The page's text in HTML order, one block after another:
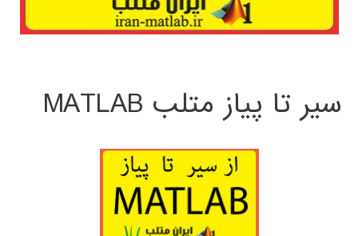
سیر تا پیاز متلب MATLAB